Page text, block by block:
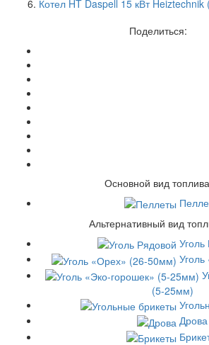
Котел HT Daspell 15 кВт
Поделиться:
Основной вид
Альтернативный вид
Уголь
(5-25мм)
Дрова